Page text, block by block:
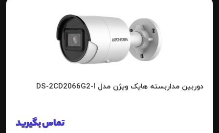
دوربین مداربسته هایک ویژن مدل DS-2CD2066G2-I
تماس بگیرید